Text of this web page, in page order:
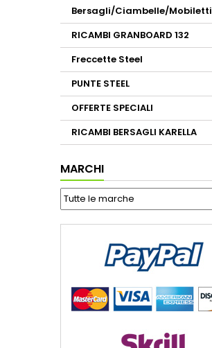
Bersagli/Ciambelle/Mobiletti
RICAMBI GRANBOARD 132
Freccette Steel
PUNTE STEEL
OFFERTE SPECIALI
RICAMBI BERSAGLI KARELLA
MARCHI